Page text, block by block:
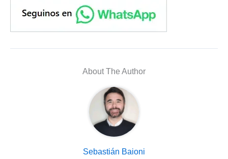
About The Author
Sebastián Baioni